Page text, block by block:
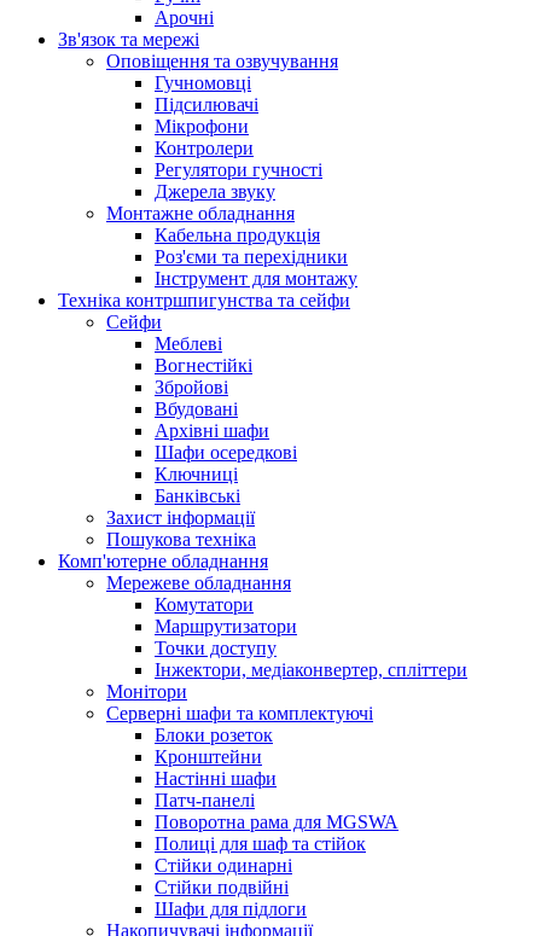
Арочні
Зв'язок та мережі
Оповіщення та озвучування
Гучномовці
Підсилювачі
Мікрофони
Контролери
Регулятори гучності
Джерела звуку
Монтажне обладнання
Кабельна продукція
Роз'єми та перехідники
Інструмент для монтажу
Техніка контршпигунства та сейфи
Сейфи
Меблеві
Вогнестійкі
Збройові
Вбудовані
Архівні шафи
Шафи осередкові
Ключниці
Банківські
Захист інформації
Пошукова техніка
Комп'ютерне обладнання
Мережеве обладнання
Комутатори
Маршрутизатори
Точки доступу
Інжектори, медіаконвертер, спліттери
Монітори
Серверні шафи та комплектуючі
Блоки розеток
Кронштейни
Настінні шафи
Патч-панелі
Поворотна рама для MGSWA
Полиці для шаф та стійок
Стійки одинарні
Стійки подвійні
Шафи для підлоги
Накопичувачі інформації